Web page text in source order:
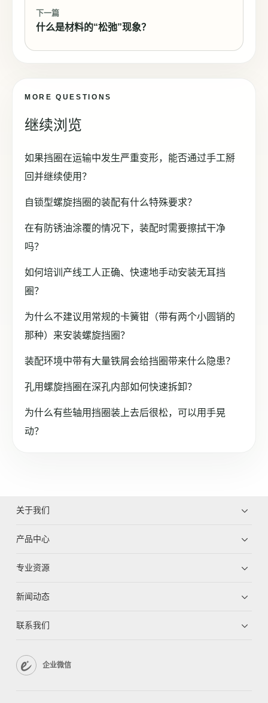
下一篇
什么是材料的“松弛”现象？
MORE QUESTIONS
继续浏览
如果挡圈在运输中发生严重变形，能否通过手工掰
回并继续使用？
自锁型螺旋挡圈的装配有什么特殊要求？
在有防锈油涂覆的情况下，装配时需要擦拭干净
吗？
如何培训产线工人正确、快速地手动安装无耳挡
圈？
为什么不建议用常规的卡簧钳（带有两个小圆销的
那种）来安装螺旋挡圈？
装配环境中带有大量铁屑会给挡圈带来什么隐患？
孔用螺旋挡圈在深孔内部如何快速拆卸？
为什么有些轴用挡圈装上去后很松，可以用手晃
动？
关于我们
产品中心
专业资源
新闻动态
联系我们
企业微信